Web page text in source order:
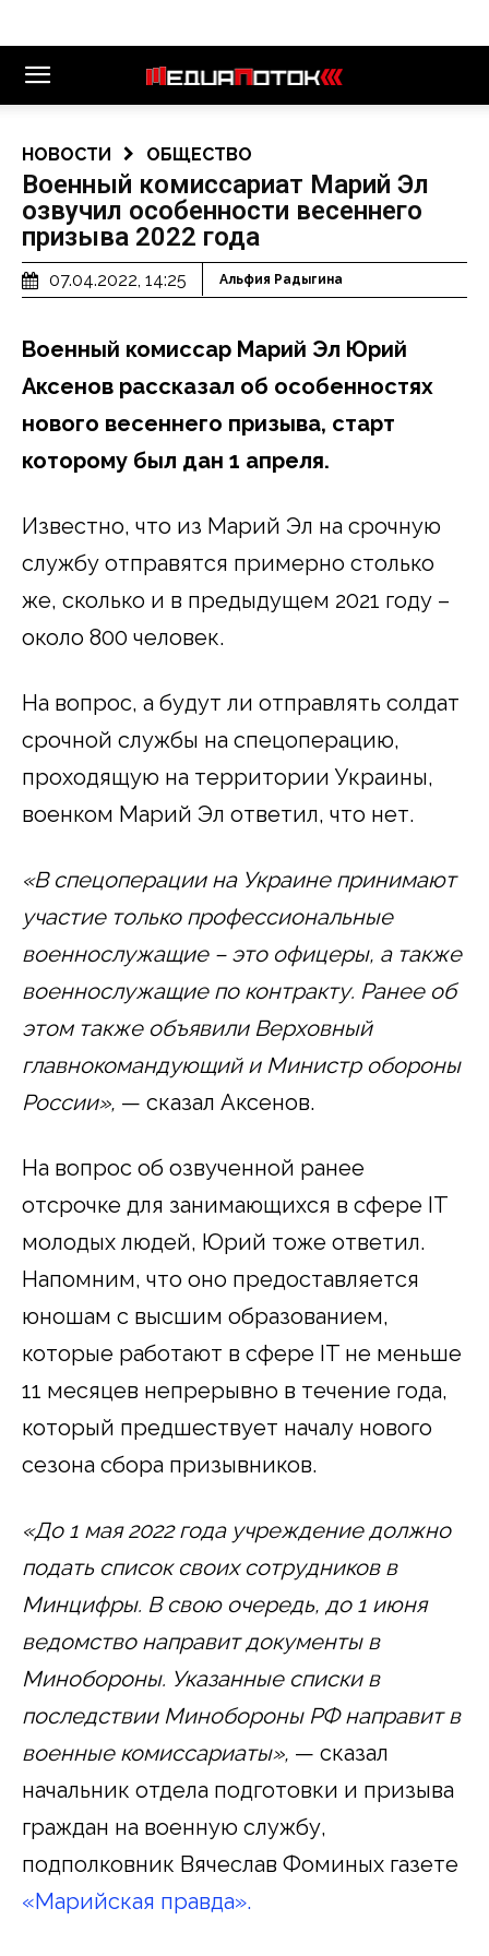
НОВОСТИ ОБЩЕСТВО
Военный комиссариат Марий Эл
озвучил особенности весеннего
призыва 2022 года
07.04.2022, 14:25 Альфия Радыгина
Военный комиссар Марий Эл Юрий
Аксенов рассказал об особенностях
нового весеннего призыва, старт
которому был дан 1 апреля.
Известно, что из Марий Эл на срочную
службу отправятся примерно столько
же, сколько и в предыдущем 2021 году –
около 800 человек.
На вопрос, а будут ли отправлять солдат
срочной службы на спецоперацию,
проходящую на территории Украины,
военком Марий Эл ответил, что нет.
«В спецоперации на Украине принимают
участие только профессиональные
военнослужащие – это офицеры, а также
военнослужащие по контракту. Ранее об
этом также объявили Верховный
главнокомандующий и Министр обороны
России», — сказал Аксенов.
На вопрос об озвученной ранее
отсрочке для занимающихся в сфере IT
молодых людей, Юрий тоже ответил.
Напомним, что оно предоставляется
юношам с высшим образованием,
которые работают в сфере IT не меньше
11 месяцев непрерывно в течение года,
который предшествует началу нового
сезона сбора призывников.
«До 1 мая 2022 года учреждение должно
подать список своих сотрудников в
Минцифры. В свою очередь, до 1 июня
ведомство направит документы в
Минобороны. Указанные списки в
последствии Минобороны РФ направит в
военные комиссариаты», — сказал
начальник отдела подготовки и призыва
граждан на военную службу,
подполковник Вячеслав Фоминых газете
«Марийская правда».